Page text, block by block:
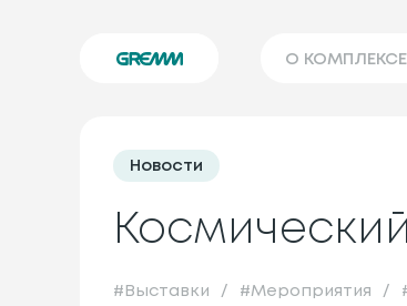
О КОМПЛЕКСЕ
Новости
# Выставки / #Мероприятия /